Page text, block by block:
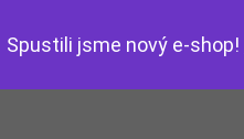
Spustili jsme nový e-shop!